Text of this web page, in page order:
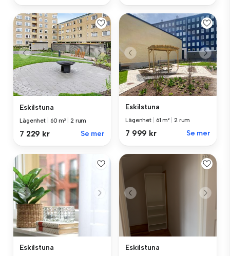
Eskilstuna
Lägenhet 60 m² 2 rum
7 229 kr Se mer
Eskilstuna
Lägenhet 61 m² 2 rum
7 999 kr Se mer
Eskilstuna Eskilstuna